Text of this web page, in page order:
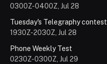
0300Z-0400Z, Jul 28
Tuesday's Telegraphy contest
1930Z-2030Z, Jul 28
Phone Weekly Test
0230Z-0300Z, Jul 29